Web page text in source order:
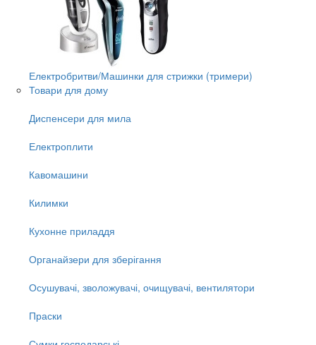
Електробритви/Машинки для стрижки (тримери)
Товари для дому
Диспенсери для мила
Електроплити
Кавомашини
Килимки
Кухонне приладдя
Органайзери для зберігання
Осушувачі, зволожувачі, очищувачі, вентилятори
Праски